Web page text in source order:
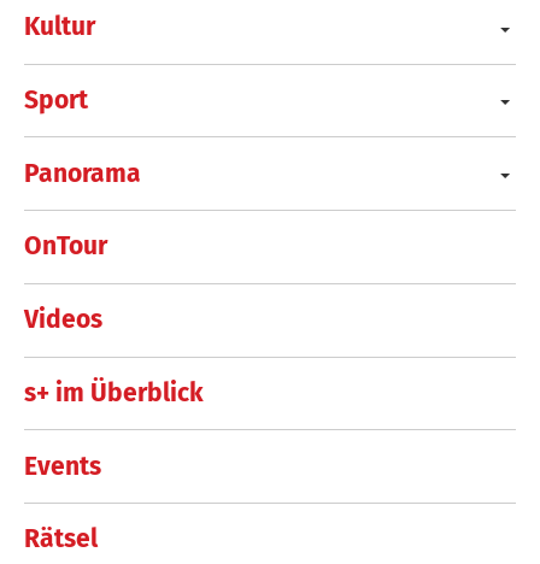
Kultur
Sport
Panorama
OnTour
Videos
s+ im Überblick
Events
Rätsel